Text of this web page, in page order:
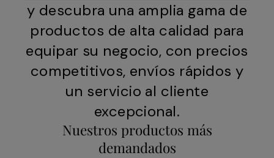
y descubra una amplia gama de
productos de alta calidad para
equipar su negocio, con precios
competitivos, envíos rápidos y
un servicio al cliente
excepcional.
Nuestros productos más
demandados